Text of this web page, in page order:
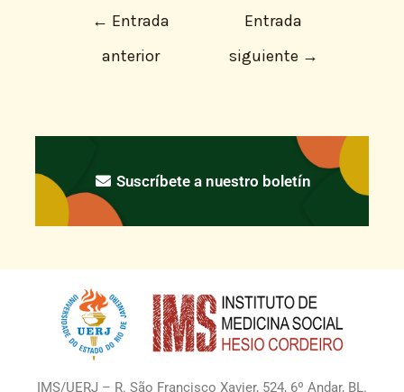
← Entrada
anterior
Entrada
siguiente →
Suscríbete a nuestro boletín
IMS/UERJ – R. São Francisco Xavier, 524, 6º Andar, BL.